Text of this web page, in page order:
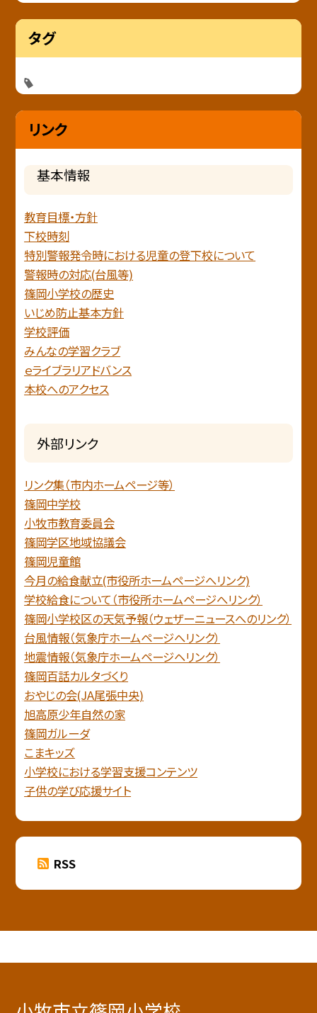
タグ
リンク
基本情報
教育目標・方針
下校時刻
特別警報発令時における児童の登下校について
警報時の対応(台風等)
篠岡小学校の歴史
いじめ防止基本方針
学校評価
みんなの学習クラブ
ｅライブラリアドバンス
本校へのアクセス
外部リンク
リンク集（市内ホームページ等）
篠岡中学校
小牧市教育委員会
篠岡学区地域協議会
篠岡児童館
今月の給食献立(市役所ホームページへリンク)
学校給食について（市役所ホームページへリンク）
篠岡小学校区の天気予報（ウェザーニュースへのリンク）
台風情報（気象庁ホームページへリンク）
地震情報（気象庁ホームページヘリンク）
篠岡百話カルタづくり
おやじの会(JA尾張中央)
旭高原少年自然の家
篠岡ガルーダ
こまキッズ
小学校における学習支援コンテンツ
子供の学び応援サイト
RSS